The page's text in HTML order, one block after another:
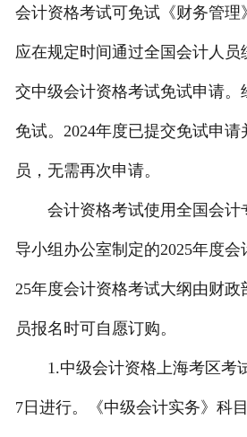
会计资格考试可免试《财务管理
应在规定时间通过全国会计人员
交中级会计资格考试免试申请。
免试。2024年度已提交免试申请
员，无需再次申请。
会计资格考试使用全国会计
导小组办公室制定的2025年度
25年度会计资格考试大纲由财政
员报名时可自愿订购。
1.中级会计资格上海考区考试
7日进行。《中级会计实务》科